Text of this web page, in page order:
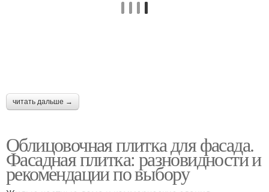
читать дальше →
Облицовочная плитка для фасада.
Фасадная плитка: разновидности и
рекомендации по выбору